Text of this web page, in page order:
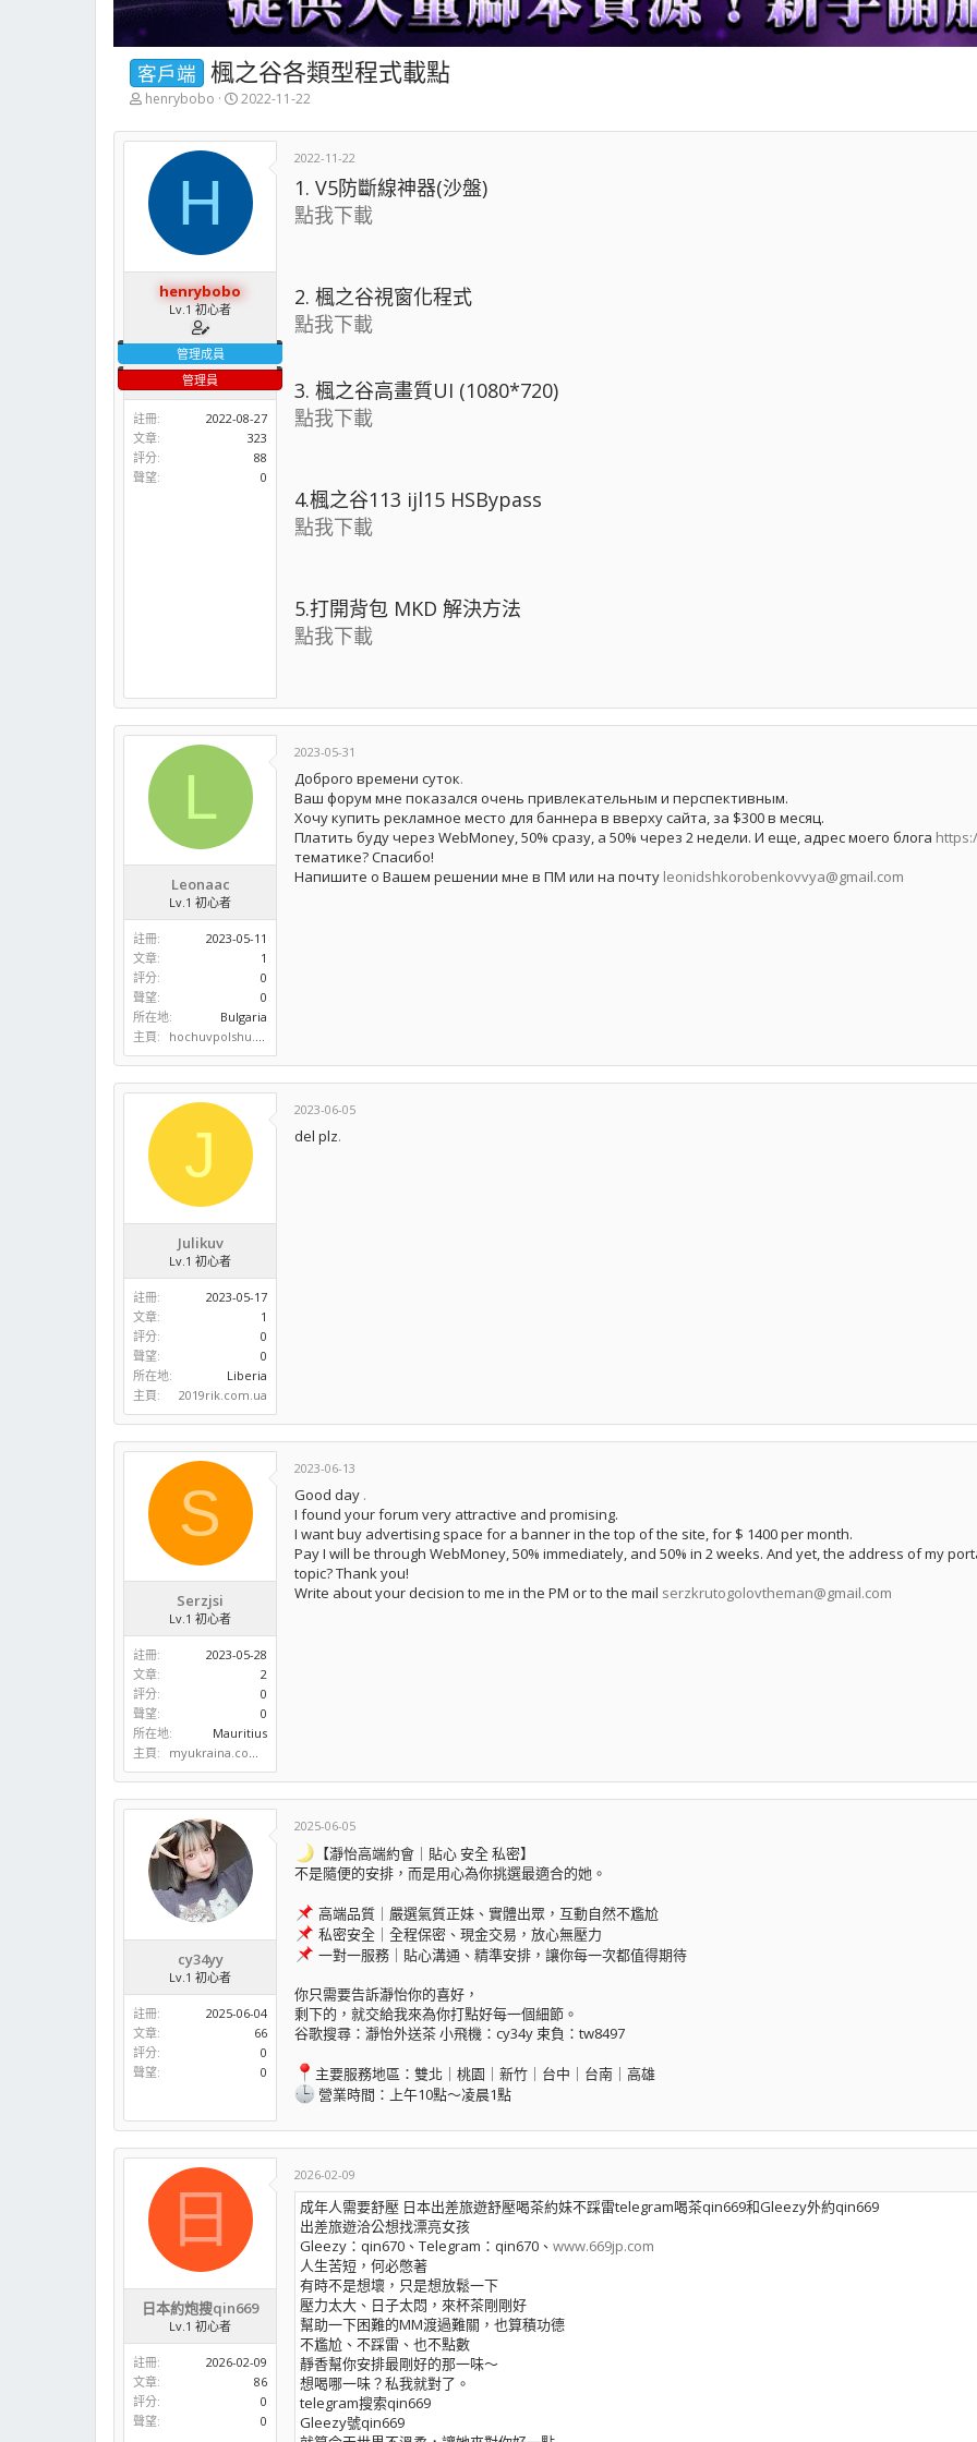
客戶端 楓之谷各類型程式載點
主
發
henrybobo
開
時
2022-11-22
H
henrybobo
Lv.1 初心者
管理成員
管理員
註冊
2022-08-27
文章
323
評分
88
聲望
0
2022-11-22
1. V5防斷線神器(沙盤)
點我下載
2. 楓之谷視窗化程式
點我下載
3. 楓之谷高畫質UI (1080*720)
點我下載
4.楓之谷113 ijl15 HSBypass
點我下載
5.打開背包 MKD 解決方法
點我下載
L
Leonaac
Lv.1 初心者
註冊
2023-05-11
文章
1
評分
0
聲望
0
所在地
Bulgaria
主頁
hochuvpolshu.com
2023-05-31
Доброго времени суток.
Ваш форум мне показался очень привлекательным и перспективным.
Хочу купить рекламное место для баннера в вверху сайта, за $300 в месяц.
Платить буду через WebMoney, 50% сразу, а 50% через 2 недели. И еще, адрес моего блога
тематике? Спасибо!
Напишите о Вашем решении мне в ПМ или на почту leonidshkorobenkovvya@gmail.com
J
Julikuv
Lv.1 初心者
註冊
2023-05-17
文章
1
評分
0
聲望
0
所在地
Liberia
主頁
2019rik.com.ua
2023-06-05
del plz.
S
Serzjsi
Lv.1 初心者
註冊
2023-05-28
文章
2
評分
0
聲望
0
所在地
Mauritius
主頁
myukraina.com.ua
2023-06-13
Good day .
I found your forum very attractive and promising.
I want buy advertising space for a banner in the top of the site, for $ 1400 per month.
Pay I will be through WebMoney, 50% immediately, and 50% in 2 weeks. And yet, the address of my
topic? Thank you!
Write about your decision to me in the PM or to the mail serzkrutogolovtheman@gmail.com
cy34yy
Lv.1 初心者
註冊
2025-06-04
文章
66
評分
0
聲望
0
2025-06-05
【瀞怡高端約會｜貼心 安全 私密】
不是隨便的安排，而是用心為你挑選最適合的她。
高端品質｜嚴選氣質正妹、實體出眾，互動自然不尷尬
私密安全｜全程保密、現金交易，放心無壓力
一對一服務｜貼心溝通、精準安排，讓你每一次都值得期待
你只需要告訴瀞怡你的喜好，
剩下的，就交給我來為你打點好每一個細節。
谷歌搜尋：瀞怡外送茶 小飛機：cy34y 束負：tw8497
主要服務地區：雙北｜桃園｜新竹｜台中｜台南｜高雄
營業時間：上午10點～凌晨1點
日
日本約炮搜qin669
Lv.1 初心者
註冊
2026-02-09
文章
86
評分
0
聲望
0
2026-02-09
成年人需要舒壓 日本出差旅遊舒壓喝茶約妹不踩雷telegram喝茶qin669和Gleezy外約qin669
出差旅遊洽公想找漂亮女孩
Gleezy：qin670、Telegram：qin670、 www.669jp.com
人生苦短，何必憋著
有時不是想壞，只是想放鬆一下
壓力太大、日子太悶，來杯茶剛剛好
幫助一下困難的MM渡過難關，也算積功德
不尷尬、不踩雷、也不點數
靜香幫你安排最剛好的那一味～
想喝哪一味？私我就對了。
telegram搜索qin669
Gleezy號qin669